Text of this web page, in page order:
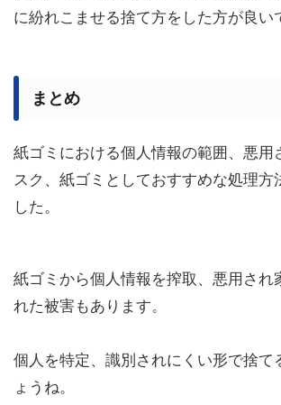
に紛れこませる捨て方をした方が良い
まとめ
紙ゴミにおける個人情報の範囲、悪用
スク、紙ゴミとしておすすめな処理方
した。
紙ゴミから個人情報を搾取、悪用され
れた被害もあります。
個人を特定、識別されにくい形で捨て
ょうね。